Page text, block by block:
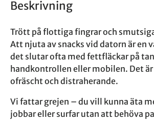
Beskrivning
Trött på flottiga fingrar och
Att njuta av snacks vid datorn är en
det slutar ofta med fettfläckar på
handkontrollen eller mobilen. Det
ofräscht och distraherande.
Vi fattar grejen – du vill kunna äta
jobbar eller surfar utan att behöva